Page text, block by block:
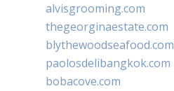
alvisgrooming.com
thegeorginaestate.com
blythewoodseafood.com
paolosdelibangkok.com
bobacove.com